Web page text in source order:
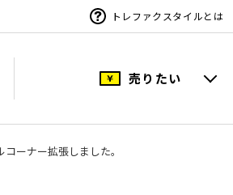
トレファクスタイルとは
売りたい
ーナー拡張しました。